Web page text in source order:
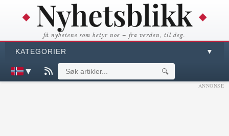
få nyhetene som betyr noe – fra verden, til deg.
KATEGORIER ▼
▼ 🔍
ANNONSE